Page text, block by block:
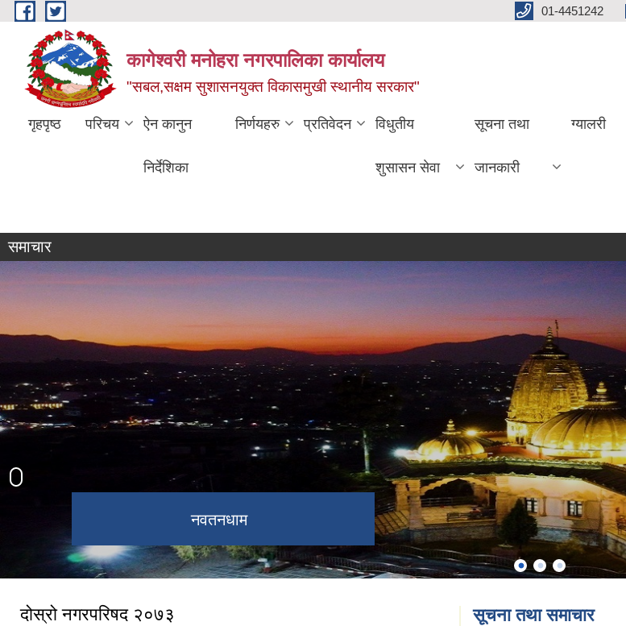
Skip to main content 01-4451242
कागेश्वरी मनोहरा नगरपालिका कार्यालय
"सबल,सक्षम सुशासनयुक्त विकासमुखी स्थानीय सरकार"
गृहपृष्ठ परिचय ऐन कानुन
निर्देशिका
निर्णयहरु प्रतिवेदन विधुतीय
शुसासन सेवा
सूचना तथा
जानकारी
ग्यालरी
समाचार
नवतनधाम
कागेश्वरी महादेव मन्दिर
दोस्रो नगरपरिषद २०७३ सूचना तथा समाचार